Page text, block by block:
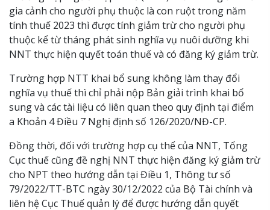
gia cảnh cho người phụ thuộc là con ruột trong năm
tính thuế 2023 thì được tính giảm trừ cho người phụ
thuộc kể từ tháng phát sinh nghĩa vụ nuôi dưỡng khi
NNT thực hiện quyết toán thuế và có đăng ký giảm trừ.
Trường hợp NTT khai bổ sung không làm thay đổi
nghĩa vụ thuế thì chỉ phải nộp Bản giải trình khai bổ
sung và các tài liệu có liên quan theo quy định tại điểm
a Khoản 4 Điều 7 Nghị định số 126/2020/NĐ-CP.
Đồng thời, đối với trường hợp cụ thể của NNT, Tổng
Cục thuế cũng đề nghị NNT thực hiện đăng ký giảm trừ
cho NPT theo hướng dẫn tại Điều 1, Thông tư số
79/2022/TT-BTC ngày 30/12/2022 của Bộ Tài chính và
liên hệ Cục Thuế quản lý để được hướng dẫn quyết